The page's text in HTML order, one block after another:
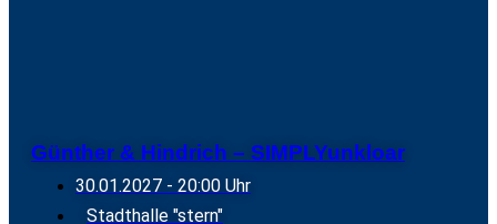
Günther & Hindrich – SIMPLYunkloar
30.01.2027 - 20:00 Uhr
Stadthalle "stern"